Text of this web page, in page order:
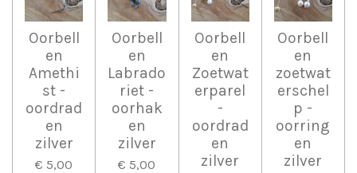
Oorbell
en
Amethi
st -
oordrad
en
zilver
€ 5,00
Oorbell
en
Labrado
riet -
oorhak
en
zilver
€ 5,00
Oorbell
en
Zoetwat
erparel
-
oordrad
en
zilver
Oorbell
en
zoetwat
erschel
p -
oorring
en
zilver